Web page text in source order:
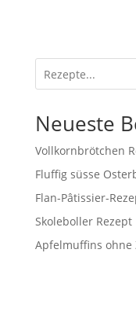
Neueste
Vollkornbrötchen
Fluffig süsse
Flan-Pâtissier-
Skoleboller Rezept
Apfelmuffins ohne